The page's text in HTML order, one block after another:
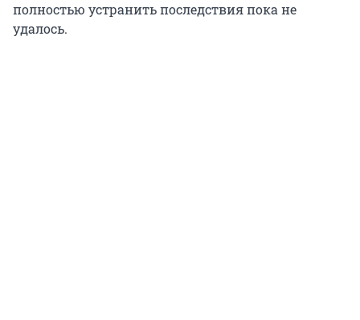
полностью устранить последствия пока не
удалось.